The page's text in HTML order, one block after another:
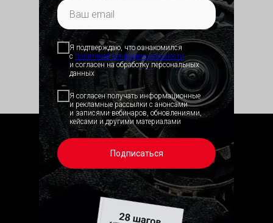
Приложение HubEx
для заказчика
Я подтверждаю, что ознакомился
с политикой конфиденциальности
и согласен на обработку персональных
данных
Я согласен получать информационные
и рекламные рассылки с анонсами
и записями вебинаров, обновлениями,
кейсами и другими материалами
Подписаться